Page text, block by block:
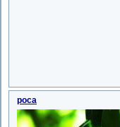
роса